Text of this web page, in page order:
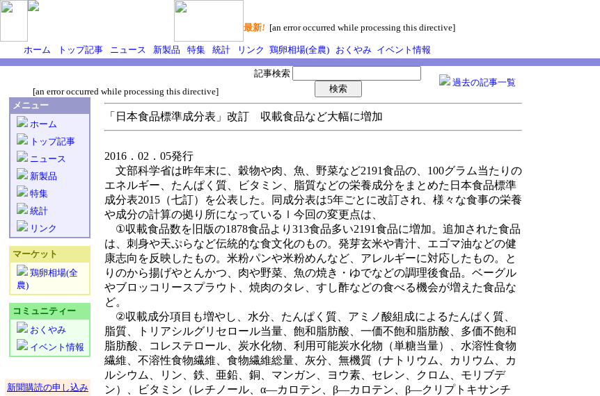
最新! [an error occurred while processing this directive]
ホーム トップ記事 ニュース 新製品 特集 統計 リンク 鶏卵相場(全農) おくやみ イベント情報
[an error occurred while processing this directive]
記事検索
過去の記事一覧
メニュー
ホーム
トップ記事
ニュース
新製品
特集
統計
リンク
マーケット
鶏卵相場(全
農)
コミュニティー
おくやみ
イベント情報
新聞購読の申し込み
「日本食品標準成分表」改訂 収載食品など大幅に増加
2016．02．05発行
文部科学省は昨年末に、穀物や肉、魚、野菜など2191食品の、100グラム当たりの
エネルギー、たんぱく質、ビタミン、脂質などの栄養成分をまとめた日本食品標準
成分表2015（七訂）を公表した。同成分表は5年ごとに改訂され、様々な食事の栄養
や成分の計算の拠り所になっているｌ今回の変更点は、
①収載食品数を旧版の1878食品より313食品多い2191食品に増加。追加された食品
は、刺身や天ぷらなど伝統的な食文化のもの。発芽玄米や青汁、エゴマ油などの健
康志向を反映したもの。米粉パンや米粉めんなど、アレルギーに対応したもの。と
りのから揚げやとんかつ、肉や野菜、魚の焼き・ゆでなどの調理後食品。ベーグル
やブロッコリースプラウト、焼肉のタレ、すし酢などの食べる機会が増えた食品な
ど。
②収載成分項目も増やし、水分、たんぱく質、アミノ酸組成によるたんぱく質、
脂質、トリアシルグリセロール当量、飽和脂肪酸、一価不飽和脂肪酸、多価不飽和
脂肪酸、コレステロール、炭水化物、利用可能炭水化物（単糖当量）、水溶性食物
繊維、不溶性食物繊維、食物繊維総量、灰分、無機質（ナトリウム、カリウム、カ
ルシウム、リン、鉄、亜鉛、銅、マンガン、ヨウ素、セレン、クロム、モリブデ
ン）、ビタミン（レチノール、α―カロテン、β―カロテン、β―クリプトキサンチ